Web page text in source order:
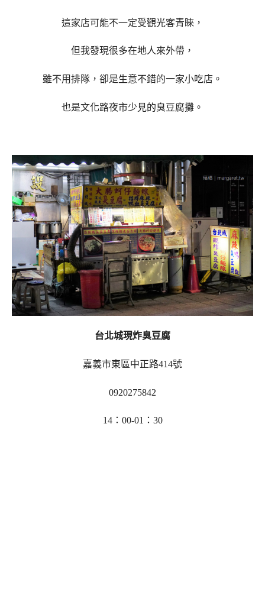
這家店可能不一定受觀光客青睞，
但我發現很多在地人來外帶，
雖不用排隊，卻是生意不錯的一家小吃店。
也是文化路夜市少見的臭豆腐攤。
台北城現炸臭豆腐
嘉義市東區中正路414號
0920275842
14：00-01：30